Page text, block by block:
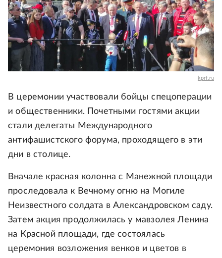
kprf.ru
В церемонии участвовали бойцы спецоперации
и общественники. Почетными гостями акции
стали делегаты Международного
антифашистского форума, проходящего в эти
дни в столице.
Вначале красная колонна с Манежной площади
проследовала к Вечному огню на Могиле
Неизвестного солдата в Александровском саду.
Затем акция продолжилась у мавзолея Ленина
на Красной площади, где состоялась
церемония возложения венков и цветов в